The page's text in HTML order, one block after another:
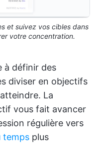
et suivez vos cibles dans
votre concentration.
à définir des
diviser en objectifs
La
vous fait avancer
régulière vers
temps plus